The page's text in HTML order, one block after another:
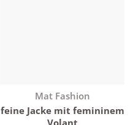
Anbieter:
Mat Fashion
feine Jacke mit femininem